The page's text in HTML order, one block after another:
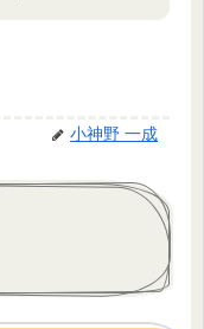
小神野 一成